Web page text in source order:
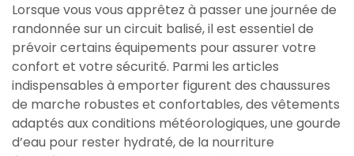
Lorsque vous vous apprêtez à passer une journée de
randonnée sur un circuit balisé, il est essentiel de
prévoir certains équipements pour assurer votre
confort et votre sécurité. Parmi les articles
indispensables à emporter figurent des chaussures
de marche robustes et confortables, des vêtements
adaptés aux conditions météorologiques, une gourde
d’eau pour rester hydraté, de la nourriture